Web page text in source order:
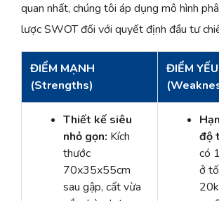
quan nhất, chúng tôi áp dụng mô hình
lược SWOT đối với quyết định đầu tư
ĐIỂM MẠNH
(Strengths)
ĐIỂM YẾU
Thiết kế siêu
nhỏ gọn: Kích
thước
70x35x55cm
sau gập, cất vừa
độ
có
ở